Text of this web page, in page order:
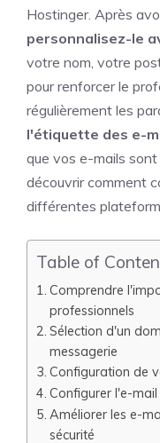
Hostinger. Après
personnalisez-le
votre nom, votre
pour renforcer le
régulièrement les
l'étiquette des e-
que vos e-mails
découvrir comment
différentes
Table of
Comprendre
professionnels
Sélection d'un
messagerie
Configuration de
Configurer l'e-
Améliorer les e-
sécurité